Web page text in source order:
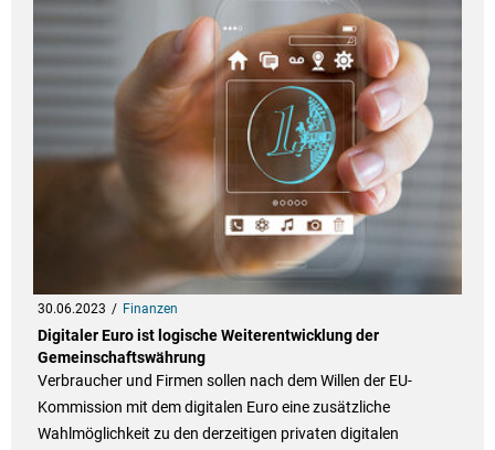
30.06.2023 Finanzen
Digitaler Euro ist logische Weiterentwicklung der
Gemeinschaftswährung
Verbraucher und Firmen sollen nach dem Willen der EU-
Kommission mit dem digitalen Euro eine zusätzliche
Wahlmöglichkeit zu den derzeitigen privaten digitalen